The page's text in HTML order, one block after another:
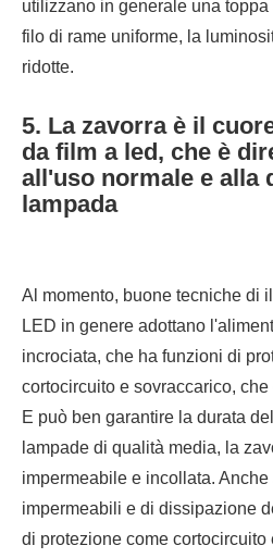
utilizzano in generale una
filo di rame uniforme, la
ridotte.
5. La zavorra è il
da film a led, che è
all'uso normale e alla
lampada
Al momento, buone tecniche di
LED in genere adottano
incrociata, che ha funzioni di
cortocircuito e sovraccarico,
E può ben garantire la durata
lampade di qualità media, la
impermeabile e incollata.
impermeabili e di dissipazione
di protezione come cortocircuito